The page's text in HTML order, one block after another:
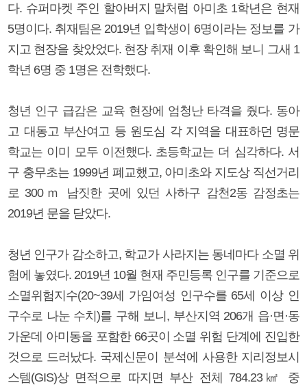
다. 슈퍼마켓 주인 할아버지 말처럼 아미초 1학년은 현재
5명이다. 취재팀은 2019년 입학생이 6명이라는 정보를 가
지고 현장을 찾았었다. 현장 취재 이후 확인해 보니 그새 1
학년 6명 중 1명은 전학했다.
청년 인구 급감은 교육 현장에 엄청난 타격을 줬다. 동아
고 대동고 부산여고 등 원도심 각 지역을 대표하던 명문
학교는 이미 모두 이전했다. 초등학교는 더 심각하다. 서
구 충무초는 1999년 폐교했고, 아미초와 지도상 직선거리
로 300ｍ 남짓한 곳에 있던 사하구 감천2동 감정초는
2019년 문을 닫았다.
청년 인구가 감소하고, 학교가 사라지는 동네마다 소멸 위
험에 놓였다. 2019년 10월 현재 주민등록 인구를 기준으로
소멸위험지수(20~39세 가임여성 인구수를 65세 이상 인
구수로 나눈 수치)를 구해 보니, 부산지역 206개 읍·면·동
가운데 아미동을 포함한 66곳이 소멸 위험 단계에 진입한
것으로 드러났다. 국제신문이 분석에 사용한 지리정보시
스템(GIS)상 면적으로 따지면 부산 전체 784.23㎢ 중